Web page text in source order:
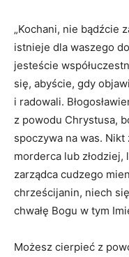
„Kochani, nie bądźcie
istnieje dla waszego
jesteście
się, abyście, gdy
i radowali.
z powodu Chrystusa,
spoczywa na was.
morderca lub złodziej,
zarządca cudzego
chrześcijanin, niech
chwałę Bogu w tym
Możesz cierpieć z